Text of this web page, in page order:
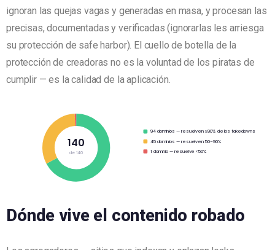
ignoran las quejas vagas y generadas en masa, y procesan las
precisas, documentadas y verificadas (ignorarlas les arriesga
su protección de safe harbor). El cuello de botella de la
protección de creadoras no es la voluntad de los piratas de
cumplir — es la calidad de la aplicación.
140
de 140
94 dominios — resuelven ≥90% de los takedowns
45 dominios — resuelven 50–90%
1 dominio — resuelve <50%
Dónde vive el contenido robado